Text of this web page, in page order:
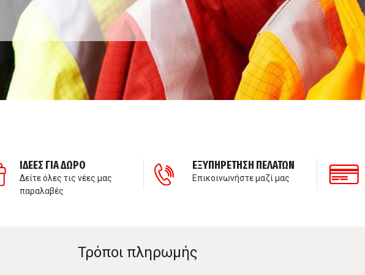
ΙΔΕΕΣ ΓΙΑ ΔΩΡΟ
Δείτε όλες τις νέες μας
παραλαβές
ΕΞΥΠΗΡΕΤΗΣΗ ΠΕΛΑΤΩΝ
Επικοινωνήστε μαζί μας
Τρόποι πληρωμής